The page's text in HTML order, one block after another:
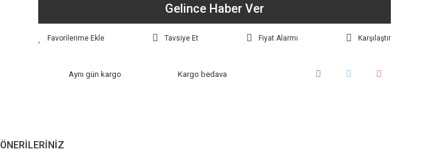
Gelince Haber Ver
Tavsiye Et Fiyat Alarmı Karşılaştır
Aynı gün kargo Kargo bedava
ÖNERILERINIZ